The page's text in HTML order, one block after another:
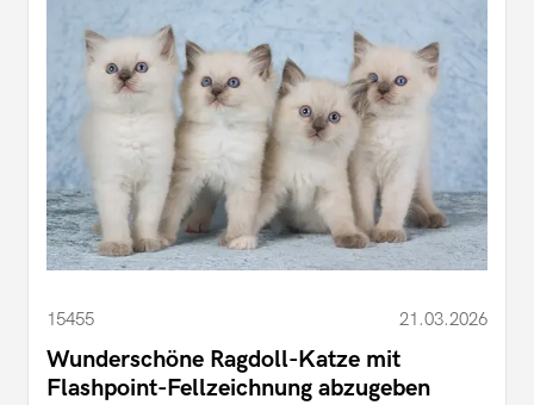
15455 21.03.2026
Wunderschöne Ragdoll-Katze mit
Flashpoint-Fellzeichnung abzugeben